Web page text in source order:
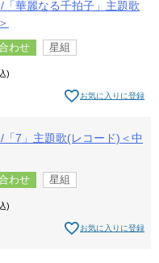
華麗なる千拍子」主題歌
わせ 星組
お気に入りに登録
「7」主題歌(レコード)＜中
わせ 星組
お気に入りに登録